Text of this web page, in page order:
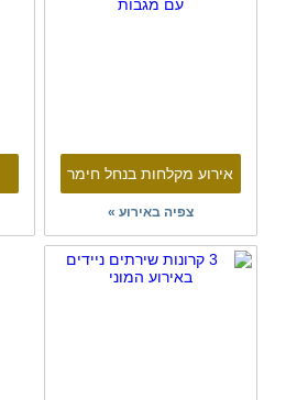
אירוע מקלחות בנחל חימר
צפיה באירוע »